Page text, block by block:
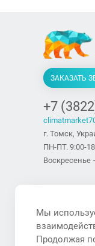
ЗАКАЗАТЬ
+7
г. Томск,
ПН-ПТ. 9:00-
Воскресенье
Мы
Продолжая